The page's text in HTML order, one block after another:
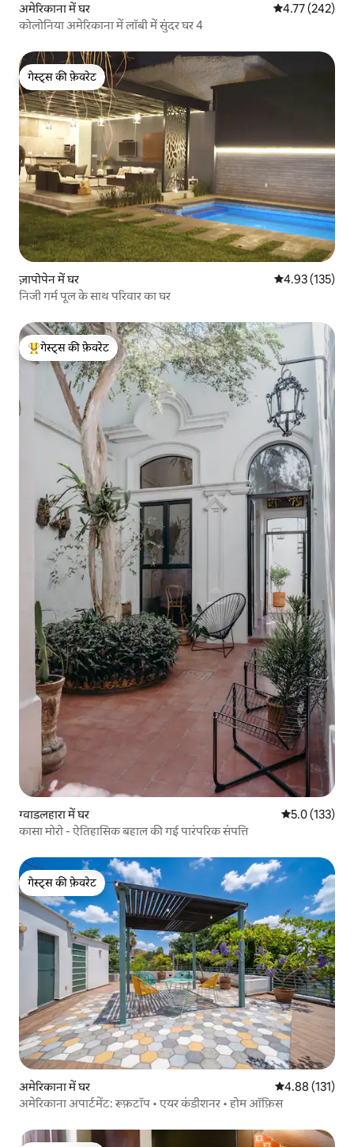
अमेरिकाना में घर औसत रेटिंग 5 में से
4.77 (242)
कोलोनिया अमेरिकाना में लॉबी में सुंदर घर 4
गेस्ट्स की फ़ेवरेट
गेस्ट्स की फ़ेवरेट
ज़ापोपेन में घर औसत रेटिंग 5 में से
4.93 (135)
निजी गर्म पूल के साथ परिवार का घर
गेस्ट्स का टॉप फ़ेवरेट
गेस्ट्स की फ़ेवरेट
ग्वाडलहारा में घर औसत रेटिंग 5 में
5.0 (133)
कासा मोरो - ऐतिहासिक बहाल की गई पारंपरिक संपत्ति
गेस्ट्स की फ़ेवरेट
गेस्ट्स की फ़ेवरेट
अमेरिकाना में घर औसत रेटिंग 5 में से
4.88 (131)
अमेरिकाना अपार्टमेंट: रूफ़टॉप • एयर कंडीशनर • होम ऑफ़िस